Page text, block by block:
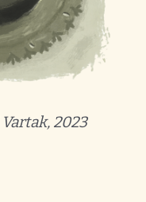
2023